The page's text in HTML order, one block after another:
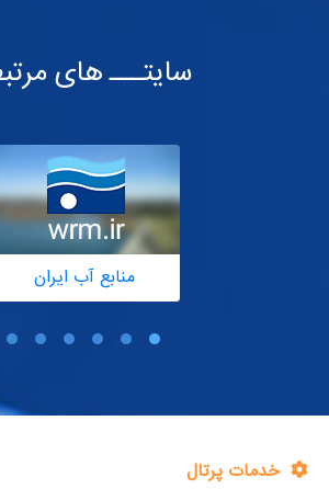
سایتـــ های
منابع آب ایران
خدمات پرتال